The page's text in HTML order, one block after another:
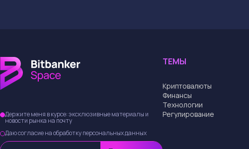
Держите меня в курсе: эксклюзивные материалы и
новости рынка на почту
Даю согласие на обработку персональных данных
ТЕМЫ
Криптовалюты
Финансы
Технологии
Регулирование